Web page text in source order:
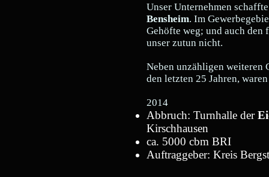
Unser Unternehmen
Bensheim. Im
Gehöfte weg; und auch den
unser zutun nicht.
Neben unzähligen weiteren
den letzten 25 Jahren,
2014
Abbruch: Turnhalle der
Kirschhausen
ca. 5000 cbm BRI
Auftraggeber: Kreis